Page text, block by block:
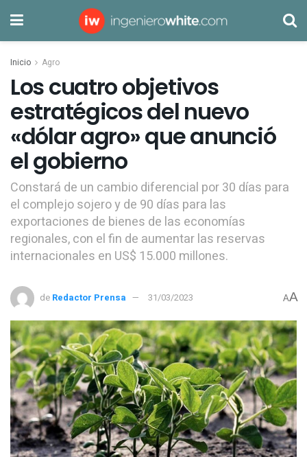
Inicio Agro
Los cuatro objetivos
estratégicos del nuevo
«dólar agro» que anunció
el gobierno
Constará de un cambio diferencial por 30 días para
el complejo sojero y de 90 días para las
exportaciones de bienes de las economías
regionales, con el fin de aumentar las reservas
internacionales en US$ 15.000 millones.
de Redactor Prensa 31/03/2023 AA